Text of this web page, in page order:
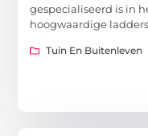
gespecialiseerd is in
hoogwaardige
Tuin En Buitenleven